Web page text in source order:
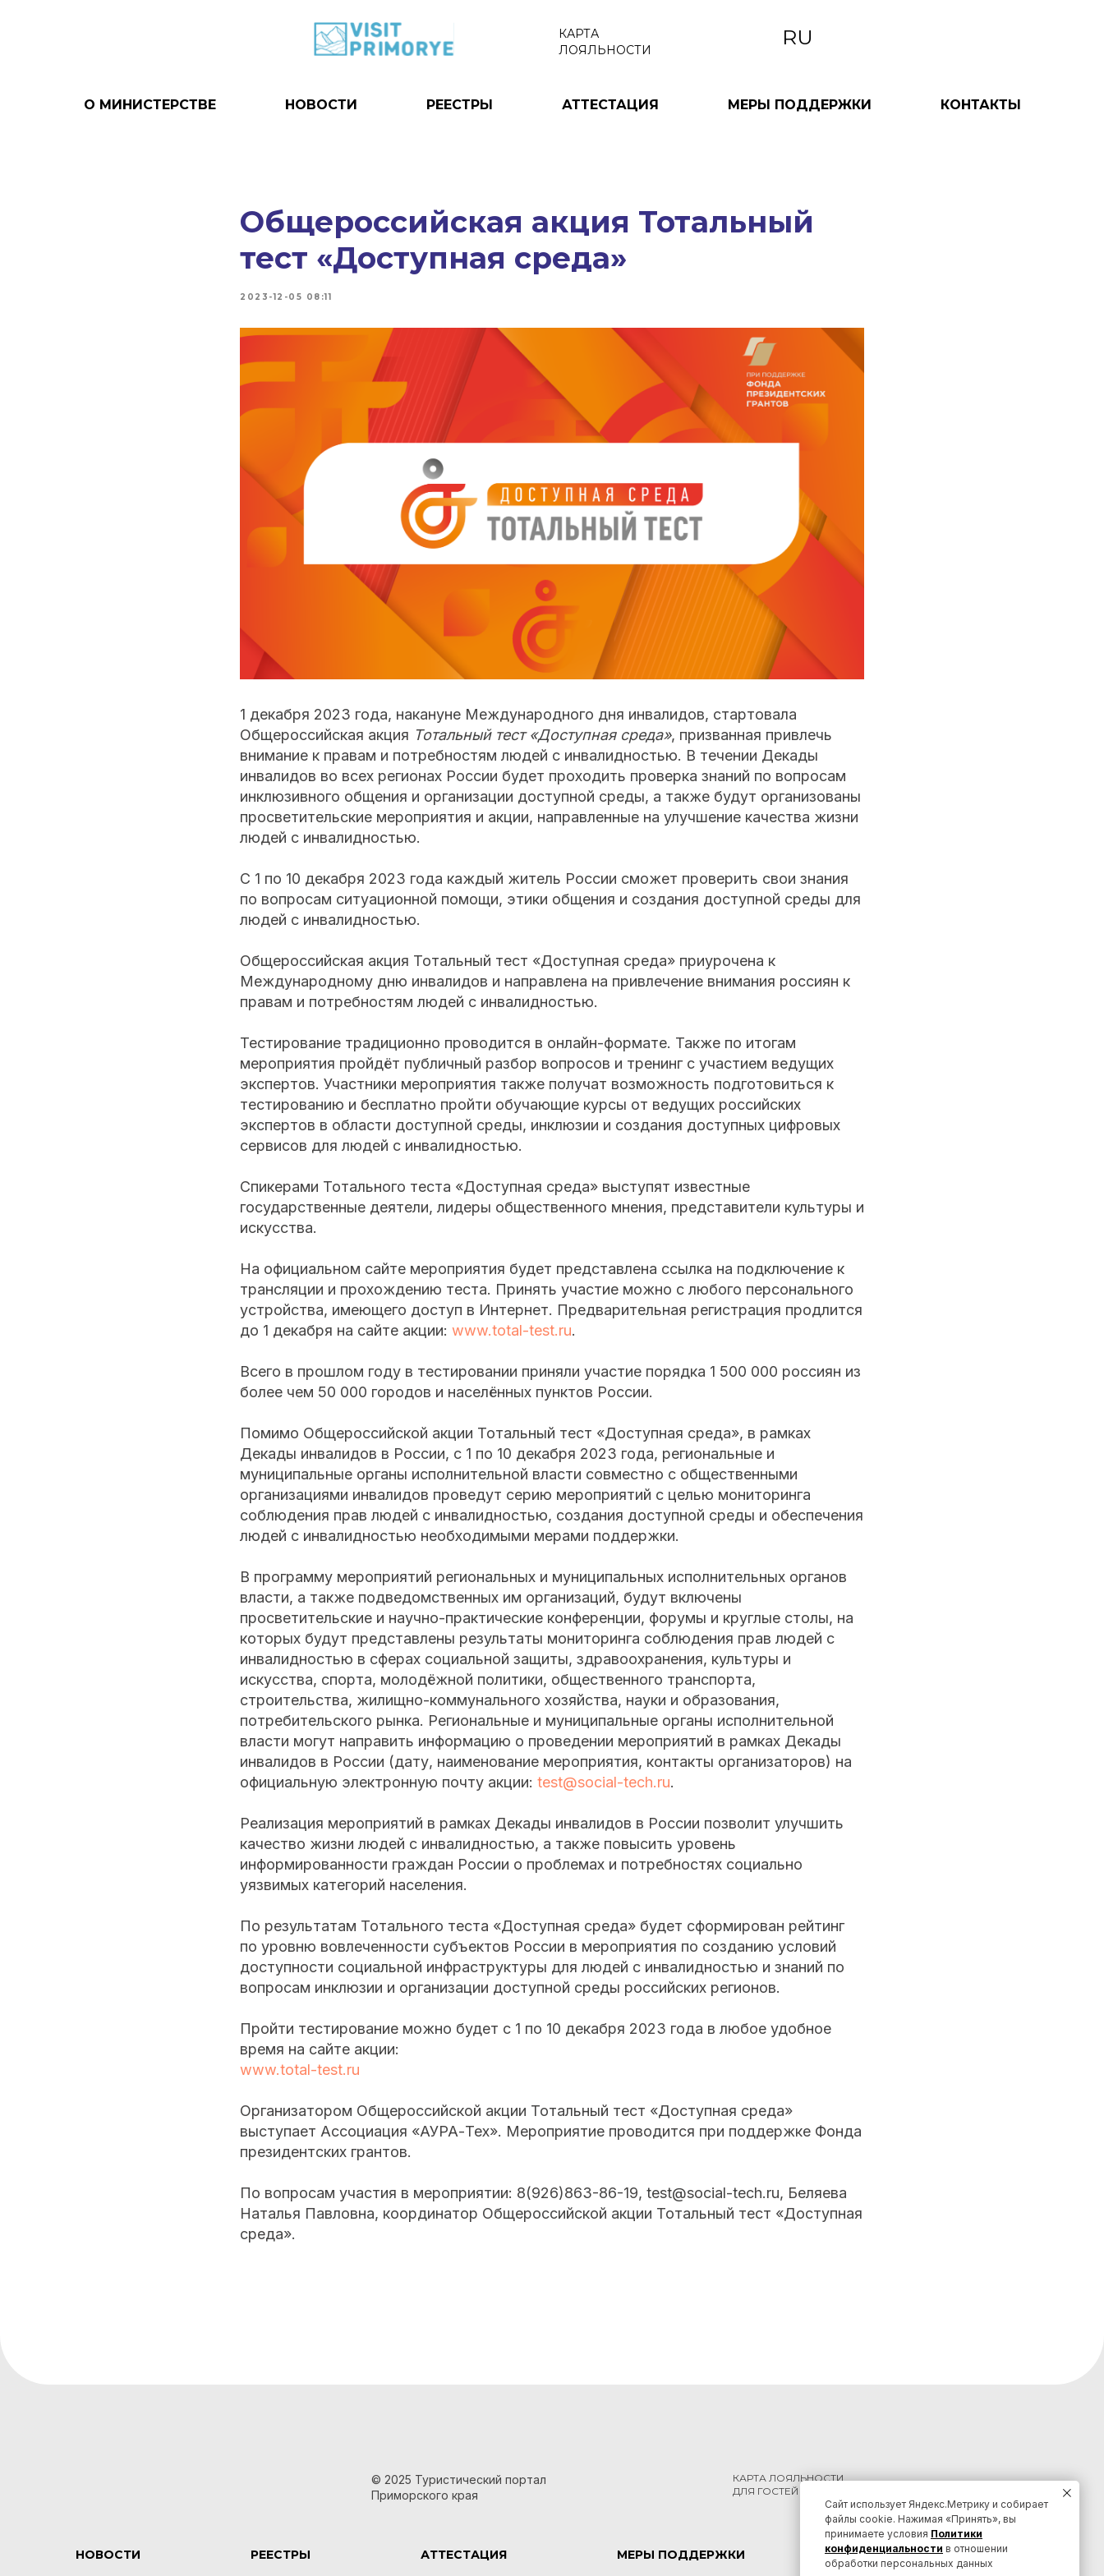
RU
КАРТА
ЛОЯЛЬНОСТИ
О МИНИСТЕРСТВЕ НОВОСТИ РЕЕСТРЫ АТТЕСТАЦИЯ МЕРЫ ПОДДЕРЖКИ КОНТАКТЫ
Общероссийская акция Тотальный
тест «Доступная среда»
2023-12-05 08:11
1 декабря 2023 года, накануне Международного дня инвалидов, стартовала
Общероссийская акция Тотальный тест «Доступная среда», призванная привлечь
внимание к правам и потребностям людей с инвалидностью. В течении Декады
инвалидов во всех регионах России будет проходить проверка знаний по вопросам
инклюзивного общения и организации доступной среды, а также будут организованы
просветительские мероприятия и акции, направленные на улучшение качества жизни
людей с инвалидностью.
С 1 по 10 декабря 2023 года каждый житель России сможет проверить свои знания
по вопросам ситуационной помощи, этики общения и создания доступной среды для
людей с инвалидностью.
Общероссийская акция Тотальный тест «Доступная среда» приурочена к
Международному дню инвалидов и направлена на привлечение внимания россиян к
правам и потребностям людей с инвалидностью.
Тестирование традиционно проводится в онлайн-формате. Также по итогам
мероприятия пройдёт публичный разбор вопросов и тренинг с участием ведущих
экспертов. Участники мероприятия также получат возможность подготовиться к
тестированию и бесплатно пройти обучающие курсы от ведущих российских
экспертов в области доступной среды, инклюзии и создания доступных цифровых
сервисов для людей с инвалидностью.
Спикерами Тотального теста «Доступная среда» выступят известные
государственные деятели, лидеры общественного мнения, представители культуры и
искусства.
На официальном сайте мероприятия будет представлена ссылка на подключение к
трансляции и прохождению теста. Принять участие можно с любого персонального
устройства, имеющего доступ в Интернет. Предварительная регистрация продлится
до 1 декабря на сайте акции: www.total-test.ru.
Всего в прошлом году в тестировании приняли участие порядка 1 500 000 россиян из
более чем 50 000 городов и населённых пунктов России.
Помимо Общероссийской акции Тотальный тест «Доступная среда», в рамках
Декады инвалидов в России, с 1 по 10 декабря 2023 года, региональные и
муниципальные органы исполнительной власти совместно с общественными
организациями инвалидов проведут серию мероприятий с целью мониторинга
соблюдения прав людей с инвалидностью, создания доступной среды и обеспечения
людей с инвалидностью необходимыми мерами поддержки.
В программу мероприятий региональных и муниципальных исполнительных органов
власти, а также подведомственных им организаций, будут включены
просветительские и научно-практические конференции, форумы и круглые столы, на
которых будут представлены результаты мониторинга соблюдения прав людей с
инвалидностью в сферах социальной защиты, здравоохранения, культуры и
искусства, спорта, молодёжной политики, общественного транспорта,
строительства, жилищно-коммунального хозяйства, науки и образования,
потребительского рынка. Региональные и муниципальные органы исполнительной
власти могут направить информацию о проведении мероприятий в рамках Декады
инвалидов в России (дату, наименование мероприятия, контакты организаторов) на
официальную электронную почту акции: test@social-tech.ru.
Реализация мероприятий в рамках Декады инвалидов в России позволит улучшить
качество жизни людей с инвалидностью, а также повысить уровень
информированности граждан России о проблемах и потребностях социально
уязвимых категорий населения.
По результатам Тотального теста «Доступная среда» будет сформирован рейтинг
по уровню вовлеченности субъектов России в мероприятия по созданию условий
доступности социальной инфраструктуры для людей с инвалидностью и знаний по
вопросам инклюзии и организации доступной среды российских регионов.
Пройти тестирование можно будет с 1 по 10 декабря 2023 года в любое удобное
время на сайте акции:
www.total-test.ru
Организатором Общероссийской акции Тотальный тест «Доступная среда»
выступает Ассоциация «АУРА-Тех». Мероприятие проводится при поддержке Фонда
президентских грантов.
По вопросам участия в мероприятии: 8(926)863-86-19, test@social-tech.ru, Беляева
Наталья Павловна, координатор Общероссийской акции Тотальный тест «Доступная
среда».
© 2025 Туристический портал
Приморского края
КАРТА ЛОЯЛЬНОСТИ
ДЛЯ ГОСТЕЙ КРАЯ
НОВОСТИ РЕЕСТРЫ АТТЕСТАЦИЯ МЕРЫ ПОДДЕРЖКИ КОНТАКТЫ
Сайт использует Яндекс.Метрику и собирает
файлы cookie. Нажимая «Принять», вы
принимаете условия Политики
конфиденциальности в отношении
обработки персональных данных